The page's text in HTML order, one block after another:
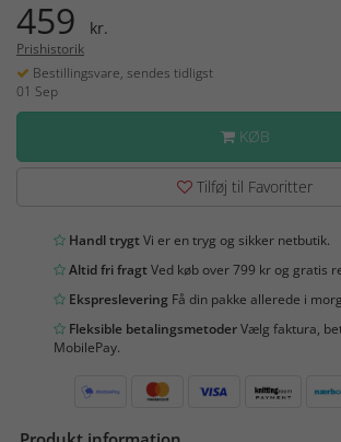
459 kr.
Prishistorik
Bestillingsvare, sendes tidligst
01 Sep
KØB
Tilføj til Favoritter
Handl trygtVi er en tryg og sikker netbutik.
Altid fri fragtVed køb over 799 kr og gratis
Ekspreslevering Få din pakke allerede i
Fleksible betalingsmetoderVælg faktura,
MobilePay.